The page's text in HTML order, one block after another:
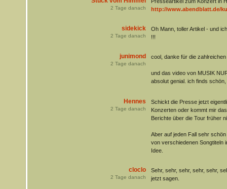
2 Tage danach
http://www.abendblatt.de/
sidekick
2 Tage danach
Oh Mann, toller Artikel - und
!!!
junimond
2 Tage danach
cool, danke für die
und das video von MUSIK
absolut genial. ich finds
Hennes
2 Tage danach
Schickt die Presse jetzt
Konzerten oder kommt mir
Berichte über die Tour früher
Aber auf jeden Fall sehr
von verschiedenen Songtiteln
Idee.
cloclo
2 Tage danach
Sehr, sehr, sehr, sehr, sehr,
jetzt sagen.